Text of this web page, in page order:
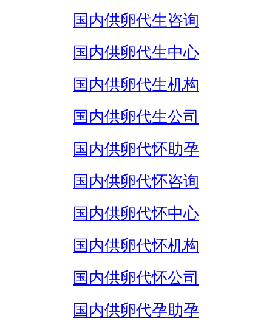
国内供卵代生咨询
国内供卵代生中心
国内供卵代生机构
国内供卵代生公司
国内供卵代怀助孕
国内供卵代怀咨询
国内供卵代怀中心
国内供卵代怀机构
国内供卵代怀公司
国内供卵代孕助孕